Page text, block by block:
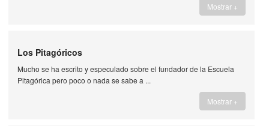
Mostrar +
Los Pitagóricos
Mucho se ha escrito y especulado sobre el fundador de la Escuela
Pitagórica pero poco o nada se sabe a ...
Mostrar +